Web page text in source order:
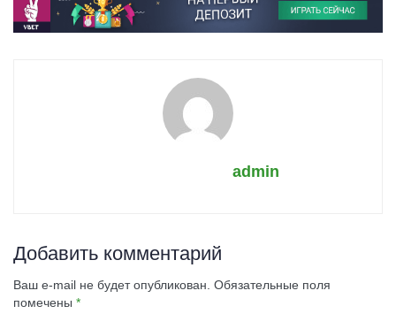
admin
Добавить комментарий
Ваш e-mail не будет опубликован. Обязательные поля
помечены *